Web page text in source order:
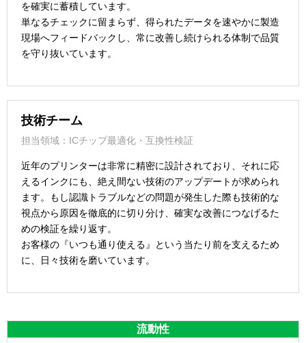
を確実に蓄積しています。
単なるチェックに留まらず、得られたデータを速やかに製造
現場へフィードバックし、常に改善し続けられる体制で品質
を守り抜いています。
技術チーム
担当領域：ICチップ最適化・互換性検証
近年のプリンターは非常に精密に設計されており、それに応
えるインクにも、絶え間ない技術のアップデートが求められ
ます。もし認識トラブルなどの問題が発生した際も技術的な
視点から原因を徹底的に切り分け、確実な改善につなげるた
めの検証を繰り返す。
お客様の『いつも通り使える』という当たり前を支えるため
に、日々技術を磨いています。
流動性